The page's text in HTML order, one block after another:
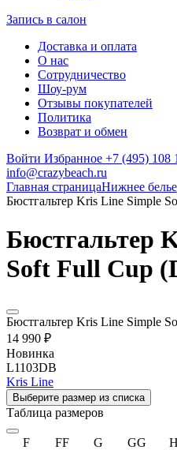
Запись в салон
Доставка и оплата
О нас
Сотрудничество
Шоу-рум
Отзывы покупателей
Политика
Возврат и обмен
Войти Избранное +7 (495) 108
info@crazybeach.ru
Главная страницаНижнее белье
Бюстгальтер Kris Line Simple
Бюстгальтер
Soft Full Cup
Бюстгальтер Kris Line Simple
14 990 ₽
Новинка
L1103DB
Kris Line
Выберите размер из списка
Таблица размеров
F FF G GG H